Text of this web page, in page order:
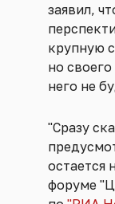
заявил,
крупную
но
него не
"Сразу
остается
форуме